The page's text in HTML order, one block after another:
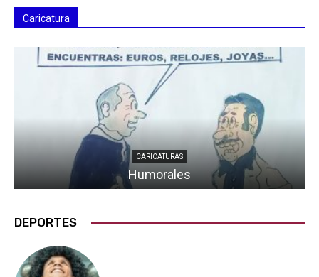
Caricatura
CARICATURAS
Humorales
DEPORTES